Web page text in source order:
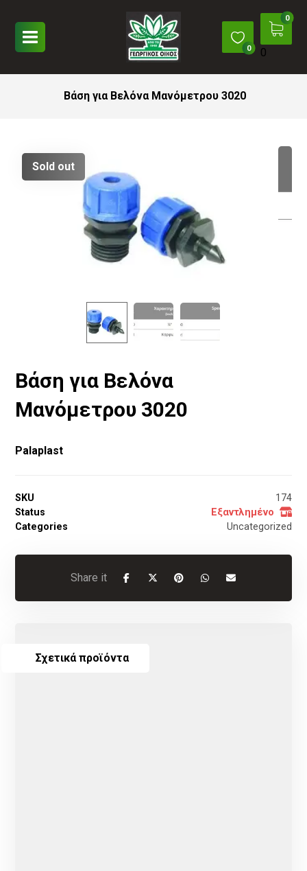
0
Βάση για Βελόνα Μανόμετρου 3020
Sold out
Βάση για Βελόνα
Μανόμετρου 3020
Palaplast
SKU
174
Status
Εξαντλημένο
Categories
Uncategorized
Σχετικά προϊόντα